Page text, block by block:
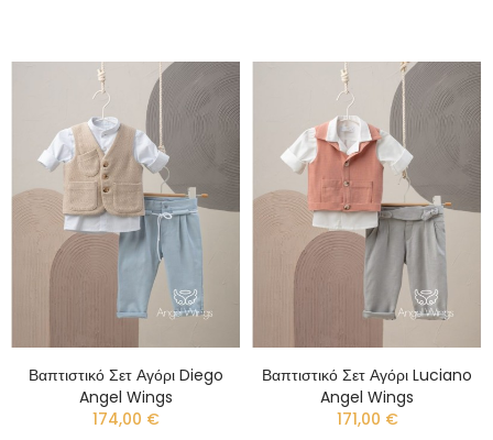
Βαπτιστικό Σετ Αγόρι Diego
Angel Wings
174,00 €
Βαπτιστικό Σετ Αγόρι Luciano
Angel Wings
171,00 €